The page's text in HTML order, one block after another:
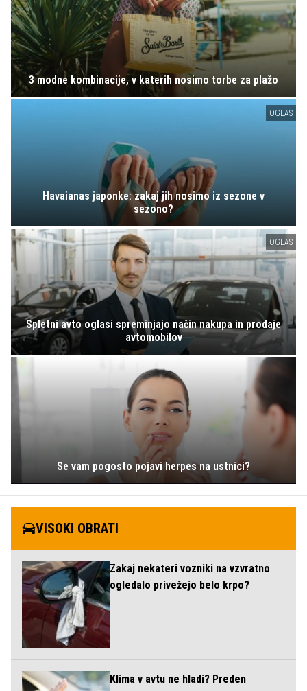
3 modne kombinacije, v katerih nosimo torbe za plažo
OGLAS
Havaianas japonke: zakaj jih nosimo iz sezone v
sezono?
OGLAS
Spletni avto oglasi spreminjajo način nakupa in prodaje
avtomobilov
Se vam pogosto pojavi herpes na ustnici?
VISOKI OBRATI
Zakaj nekateri vozniki na vzvratno
ogledalo privežejo belo krpo?
Klima v avtu ne hladi? Preden